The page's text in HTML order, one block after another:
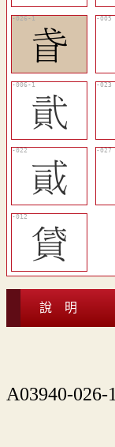
󵬞
󵬒
󵬚
󵬖
說 明
A03940-026-1